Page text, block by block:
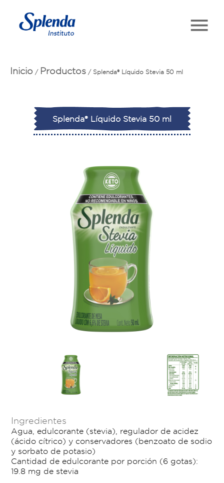
Inicio / Productos / Splenda® Líquido Stevia 50 ml
Splenda® Líquido Stevia 50 ml
Ingredientes
Agua, edulcorante (stevia), regulador de acidez
(ácido cítrico) y conservadores (benzoato de sodio
y sorbato de potasio)
Cantidad de edulcorante por porción (6 gotas):
19.8 mg de stevia